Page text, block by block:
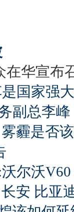
在华宣布
国家强
副总李峰
霾是否
尔沃
长安 比亚